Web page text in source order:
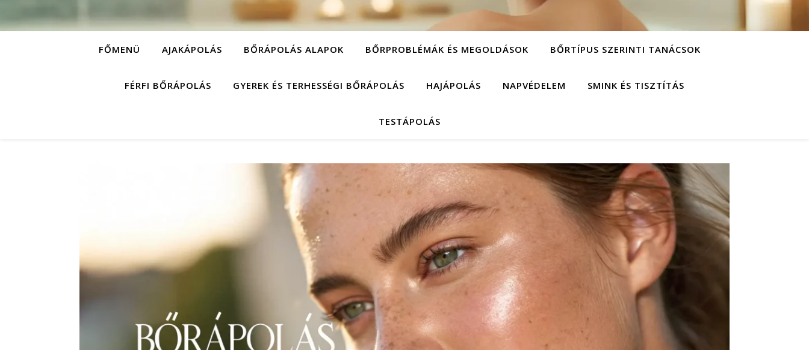
FŐMENÜ AJAKÁPOLÁS BŐRÁPOLÁS ALAPOK BŐRPROBLÉMÁK ÉS MEGOLDÁSOK BŐRTÍPUS SZERINTI TANÁCSOK
FÉRFI BŐRÁPOLÁS GYEREK ÉS TERHESSÉGI BŐRÁPOLÁS HAJÁPOLÁS NAPVÉDELEM SMINK ÉS TISZTÍTÁS
TESTÁPOLÁS